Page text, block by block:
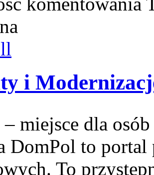
i
miejsce dla
DomPol to
To